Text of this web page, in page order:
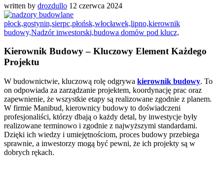
written by drozdullo 12 czerwca 2024
Kierownik Budowy – Kluczowy Element Każdego
Projektu
W budownictwie, kluczową rolę odgrywa kierownik budowy. To
on odpowiada za zarządzanie projektem, koordynację prac oraz
zapewnienie, że wszystkie etapy są realizowane zgodnie z planem.
W firmie Manibud, kierownicy budowy to doświadczeni
profesjonaliści, którzy dbają o każdy detal, by inwestycje były
realizowane terminowo i zgodnie z najwyższymi standardami.
Dzięki ich wiedzy i umiejętnościom, proces budowy przebiega
sprawnie, a inwestorzy mogą być pewni, że ich projekty są w
dobrych rękach.